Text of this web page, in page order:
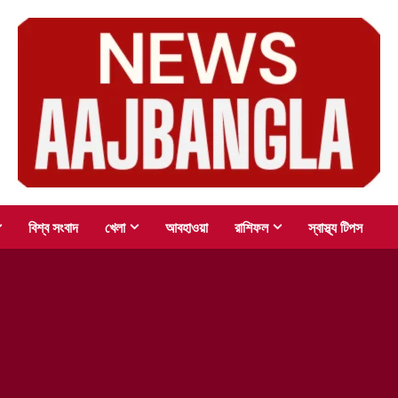
বিশ্ব সংবাদ খেলা আবহাওয়া রাশিফল স্বাস্থ্য টিপস